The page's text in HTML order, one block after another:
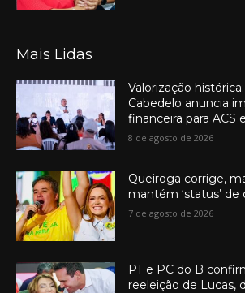
Mais Lidas
Valorização
Cabedelo anuncia
financeira para ACS
8 de agosto de 2026
Queiroga corrige,
mantém ‘status’ de
7 de agosto de 2026
PT e PC do B
reeleição de Lucas,